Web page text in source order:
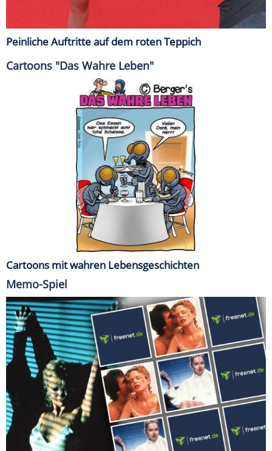
Peinliche Auftritte auf dem roten Teppich
Cartoons "Das Wahre Leben"
Cartoons mit wahren Lebensgeschichten
Memo-Spiel